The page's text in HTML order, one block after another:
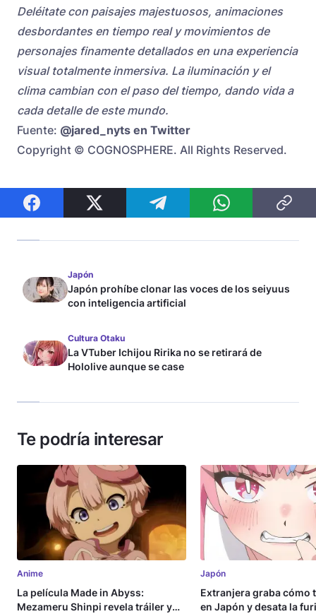
Deléitate con paisajes majestuosos, animaciones
desbordantes en tiempo real y movimientos de
personajes finamente detallados en una experiencia
visual totalmente inmersiva. La iluminación y el
clima cambian con el paso del tiempo, dando vida a
cada detalle de este mundo.
Fuente: @jared_nyts en Twitter
Copyright © COGNOSPHERE. All Rights Reserved.
Japón
Japón prohíbe clonar las voces de los seiyuus
con inteligencia artificial
Cultura Otaku
La VTuber Ichijou Ririka no se retirará de
Hololive aunque se case
Te podría interesar
Anime
La película Made in Abyss:
Mezameru Shinpi revela tráiler y
Japón
Extranjera graba cómo
en Japón y desata la